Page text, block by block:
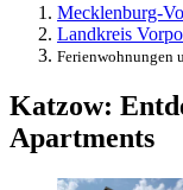
Mecklenburg-
Landkreis
Ferienwohnungen
Katzow:
Apartments